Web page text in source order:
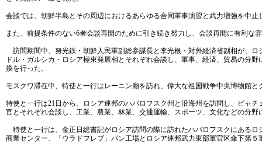
会談では、朝鮮半島とその周辺におけるあらゆる合同軍事演習と武力増強を中
また、前提条件のない6者会談再開のために引き続き努力し、会談再開に有利な
訪問期間中、努光鉄・朝鮮人民軍副総参謀長と李光根・対外経済省副相が、
ドル・ガルシカ・ロシア極東発展相とそれぞれ会談し、軍事、経済、貿易の分
換を行った。
モスクワ滞在中、特使と一行はレーニン廟を訪れ、偉大な祖国戦争中央博物館
特使と一行は21日から、ロシア連邦のハバロフスク州と沿海州を訪問し、ビャ
官とそれぞれ会談し、工業、農業、林業、交通運輸、スポーツ、文化などの分
特使と一行は、金正日総書記がロシア訪問の際に訪れたハバロフスクにある
商業センター、「ウラドフレブ」パン工場とロシア連邦武力東部軍官区傘下第